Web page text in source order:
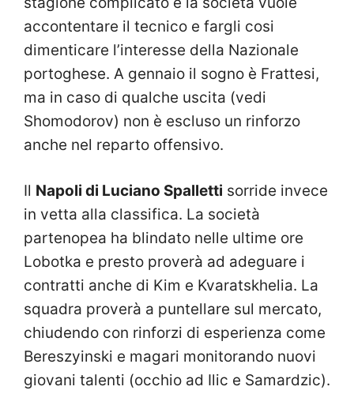
accontentare il tecnico e fargli cosi
dimenticare l’interesse della Nazionale
portoghese. A gennaio il sogno è Frattesi,
ma in caso di qualche uscita (vedi
Shomodorov) non è escluso un rinforzo
anche nel reparto offensivo.
Il Napoli di Luciano Spalletti sorride invece
in vetta alla classifica. La società
partenopea ha blindato nelle ultime ore
Lobotka e presto proverà ad adeguare i
contratti anche di Kim e Kvaratskhelia. La
squadra proverà a puntellare sul mercato,
chiudendo con rinforzi di esperienza come
Bereszyinski e magari monitorando nuovi
giovani talenti (occhio ad Ilic e Samardzic).